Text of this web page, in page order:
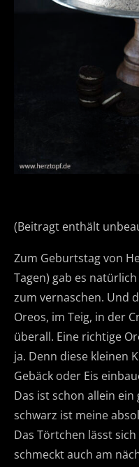
(Beitragt enthält
Zum Geburtstag von
Tagen) gab es
zum vernaschen. Und
Oreos, im Teig, in der
überall. Eine richtige
ja. Denn diese kleinen
Gebäck oder Eis
Das ist schon allein
schwarz ist meine
Das Törtchen lässt
schmeckt auch am